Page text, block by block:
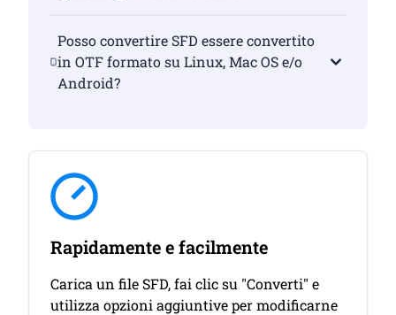
Posso convertire SFD essere convertito
in OTF formato su Linux, Mac OS e/o
Android?
Rapidamente e facilmente
Carica un file SFD, fai clic su "Converti" e
utilizza opzioni aggiuntive per modificarne